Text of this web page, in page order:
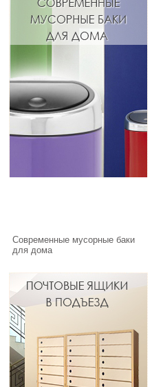
Современные мусорные баки
для дома